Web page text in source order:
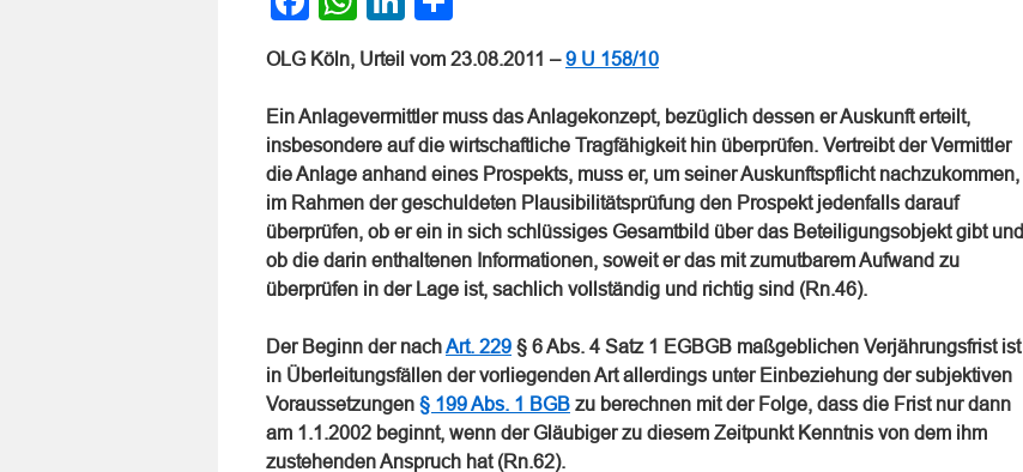
OLG Köln, Urteil vom 23.08.2011 –9 U 158/10
Ein Anlagevermittler muss das Anlagekonzept, bezüglich dessen er Auskunft erteilt,
insbesondere auf die wirtschaftliche Tragfähigkeit hin überprüfen. Vertreibt der Vermittler
die Anlage anhand eines Prospekts, muss er, um seiner Auskunftspflicht nachzukommen,
im Rahmen der geschuldeten Plausibilitätsprüfung den Prospekt jedenfalls darauf
überprüfen, ob er ein in sich schlüssiges Gesamtbild über das Beteiligungsobjekt gibt und
ob die darin enthaltenen Informationen, soweit er das mit zumutbarem Aufwand zu
überprüfen in der Lage ist, sachlich vollständig und richtig sind (Rn.46).
Der Beginn der nachArt. 229 § 6 Abs. 4 Satz 1 EGBGB maßgeblichen Verjährungsfrist ist
in Überleitungsfällen der vorliegenden Art allerdings unter Einbeziehung der subjektiven
Voraussetzungen § 199 Abs. 1 BGB zu berechnen mit der Folge, dass die Frist nur dann
am 1.1.2002 beginnt, wenn der Gläubiger zu diesem Zeitpunkt Kenntnis von dem ihm
zustehenden Anspruch hat (Rn.62).